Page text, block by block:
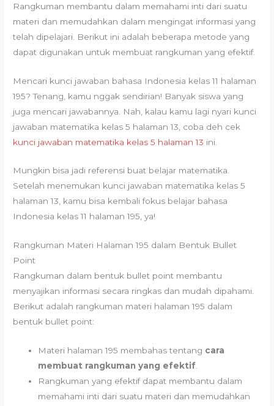
Rangkuman membantu dalam memahami inti dari suatu
materi dan memudahkan dalam mengingat informasi yang
telah dipelajari. Berikut ini adalah beberapa metode yang
dapat digunakan untuk membuat rangkuman yang efektif.
Mencari kunci jawaban bahasa Indonesia kelas 11 halaman
195? Tenang, kamu nggak sendirian! Banyak siswa yang
juga mencari jawabannya. Nah, kalau kamu lagi nyari kunci
jawaban matematika kelas 5 halaman 13, coba deh cek
kunci jawaban matematika kelas 5 halaman 13 ini.
Mungkin bisa jadi referensi buat belajar matematika.
Setelah menemukan kunci jawaban matematika kelas 5
halaman 13, kamu bisa kembali fokus belajar bahasa
Indonesia kelas 11 halaman 195, ya!
Rangkuman Materi Halaman 195 dalam Bentuk Bullet
Point
Rangkuman dalam bentuk bullet point membantu
menyajikan informasi secara ringkas dan mudah dipahami.
Berikut adalah rangkuman materi halaman 195 dalam
bentuk bullet point:
Materi halaman 195 membahas tentang cara
membuat rangkuman yang efektif
Rangkuman yang efektif dapat membantu dalam
memahami inti dari suatu materi dan memudahkan